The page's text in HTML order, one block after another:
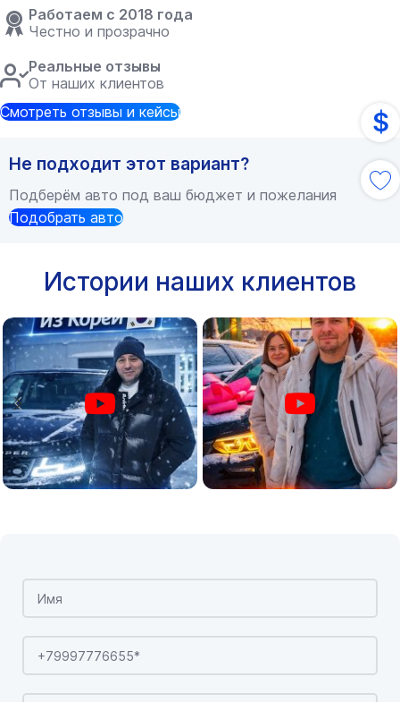
Работаем с 2018 года
Честно и прозрачно
Реальные отзывы
От наших клиентов
Смотреть отзывы и кейсы
Не подходит этот вариант?
Подберём авто под ваш бюджет и пожелания
Подобрать авто
Истории наших клиентов
$